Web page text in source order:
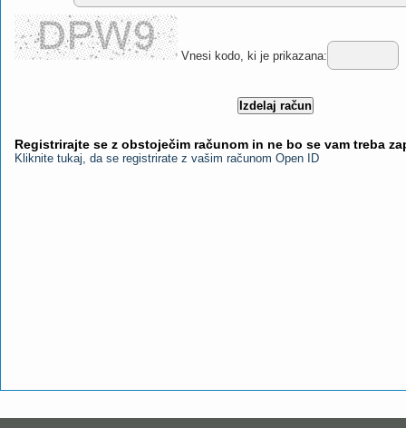
Vnesi kodo, ki je prikazana:
Registrirajte se z obstoječim računom in ne bo se vam treba
Kliknite tukaj, da se registrirate z vašim računom Open ID